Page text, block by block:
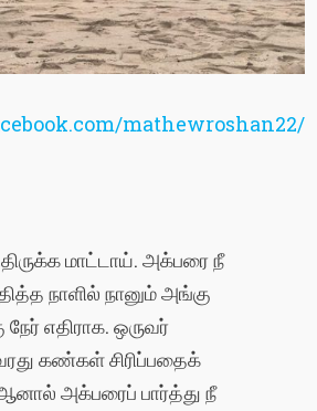
mathewroshan22/
மாட்டாய். அக்பரை நீ
நாளில் நானும் அங்கு
எதிராக. ஒருவர்
கண்கள் சிரிப்பதைக்
அக்பரைப் பார்த்து நீ